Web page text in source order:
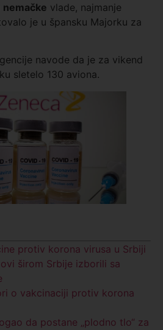
nemačke vlade, najmanje
je u špansku Majorku za
navode da je za vikend
sletelo 130 aviona.
protiv korona virusa u Srbiji
širom Srbije izborili sa
o vakcinaciji protiv korona
da postane „plodno tlo“ za